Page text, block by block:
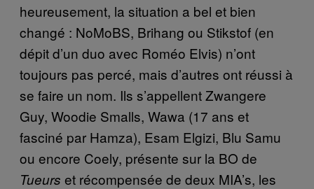
heureusement, la situation a bel et bien
changé : NoMoBS, Brihang ou Stikstof (en
dépit d’un duo avec Roméo Elvis) n’ont
toujours pas percé, mais d’autres ont réussi à
se faire un nom. Ils s’appellent Zwangere
Guy, Woodie Smalls, Wawa (17 ans et
fasciné par Hamza), Esam Elgizi, Blu Samu
ou encore Coely, présente sur la BO de
Tueurs et récompensée de deux MIA’s, les